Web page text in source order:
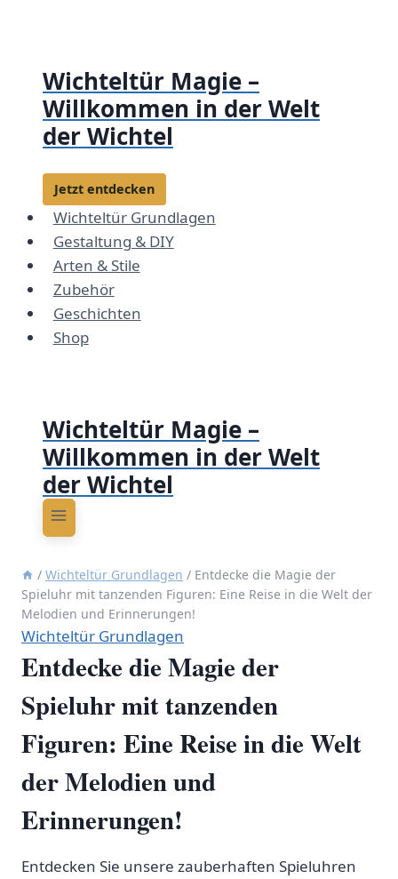
Wichteltür Magie –
Willkommen in der Welt
der Wichtel
Jetzt entdecken
Wichteltür Grundlagen
Gestaltung & DIY
Arten & Stile
Zubehör
Geschichten
Shop
Wichteltür Magie –
Willkommen in der Welt
der Wichtel
/ Wichteltür Grundlagen / Entdecke die Magie der
Spieluhr mit tanzenden Figuren: Eine Reise in die Welt der
Melodien und Erinnerungen!
Wichteltür Grundlagen
Entdecke die Magie der
Spieluhr mit tanzenden
Figuren: Eine Reise in die Welt
der Melodien und
Erinnerungen!
Entdecken Sie unsere zauberhaften Spieluhren